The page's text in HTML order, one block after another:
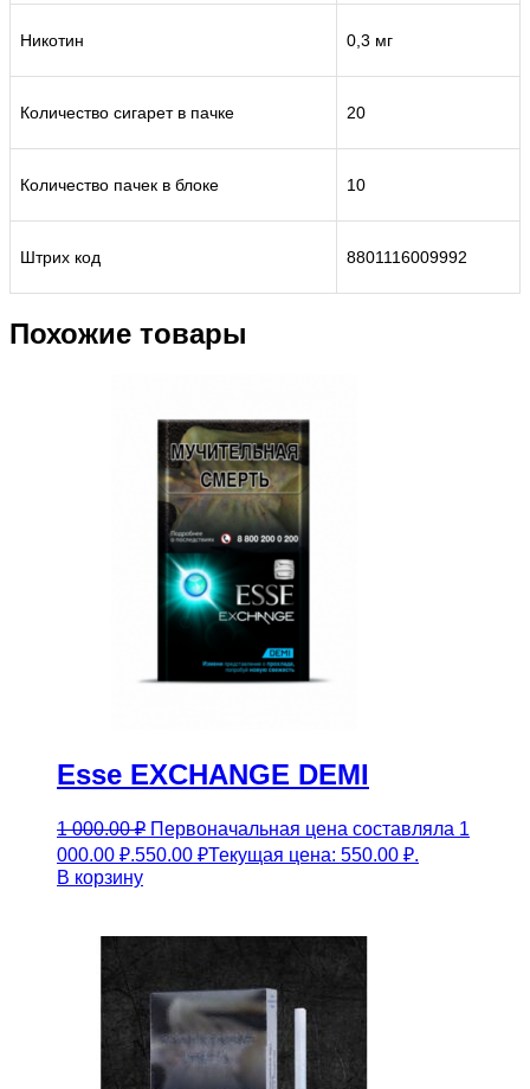
Никотин 0,3 мг
Количество сигарет в пачке 20
Количество пачек в блоке 10
Штрих код 8801116009992
Похожие товары
Esse EXCHANGE DEMI
1 000.00₽ Первоначальная цена составляла 1
000.00 ₽.550.00 ₽Текущая цена: 550.00 ₽.
В корзину